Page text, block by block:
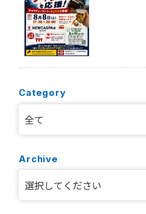
Category
Archive